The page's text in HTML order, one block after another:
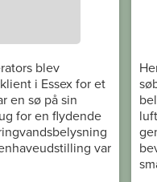
blev
i Essex for et
en sø på sin
for en flydende
var